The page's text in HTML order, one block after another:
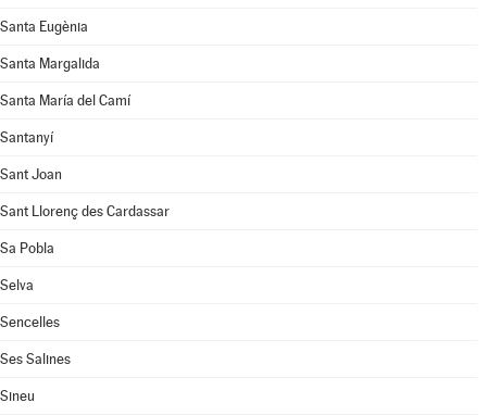
Santa Eugènia
Santa Margalida
Santa María del Camí
Santanyí
Sant Joan
Sant Llorenç des Cardassar
Sa Pobla
Selva
Sencelles
Ses Salines
Sineu